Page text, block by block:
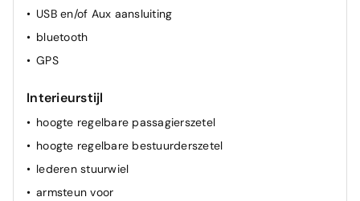
USB en/of Aux aansluiting
bluetooth
GPS
Interieurstijl
hoogte regelbare passagierszetel
hoogte regelbare bestuurderszetel
lederen stuurwiel
armsteun voor